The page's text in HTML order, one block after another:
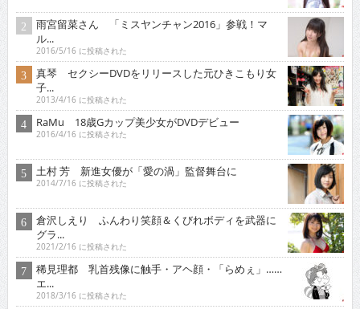
雨宮留菜さん 「ミスヤンチャン2016」参戦！マ
ル...
2016/5/16 に投稿された
真琴 セクシーDVDをリリースした元ひきこもり女
子...
2013/4/16 に投稿された
RaMu 18歳Gカップ美少女がDVDデビュー
2016/4/16 に投稿された
土村 芳 新進女優が「愛の渦」監督舞台に
2014/7/16 に投稿された
倉沢しえり ふんわり笑顔＆くびれボディを武器に
グラ...
2021/2/16 に投稿された
稀見理都 乳首残像に触手・アヘ顔・「らめぇ」……
エ...
2018/3/16 に投稿された